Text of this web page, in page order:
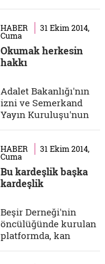
hayırseverler
sürdürüyor. Yardım
ise şöyle; fırından
alacağınız ekmekle
ödeyeceğiniz ekmek
parasıyla, ödediğiniz
sayıda ekmek ihtiyaç
sahipleri için
ayrılıyor. Böylece
ihtiyaç...
HABER 31 Ekim 2014,
Cuma
Okumak herkesin
hakkı
Adalet Bakanlığı'nın
izni ve Semerkand
Yayın Kuruluşu'nun
cezaevi kitaplarla
buluşuyor. Siz de bu
değerli projeye
katkıda bulunmak
linkten nakdi bağışta
bulunabilir ya da Beşir
Derneği ile iletişime...
HABER 31 Ekim 2014,
Cuma
Bu kardeşlik başka
kardeşlik
Beşir Derneği'nin
öncülüğünde kurulan
platformda, kan